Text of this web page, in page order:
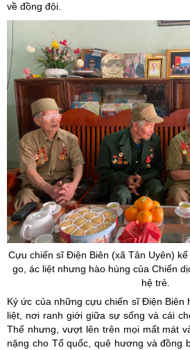
về đồng đội.
Cựu chiến sĩ Điện Biên (xã Tân Uyên)
go, ác liệt nhưng hào hùng của Chiến
hệ trẻ.
Ký ức của những cựu chiến sĩ Điện Biên
liệt, nơi ranh giới giữa sự sống và cái
Thế nhưng, vượt lên trên mọi mất mát
nặng cho Tổ quốc, quê hương và đồng